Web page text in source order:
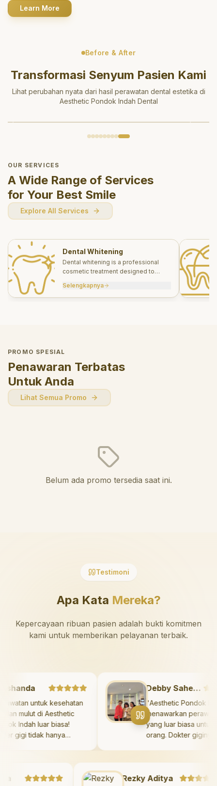
Learn More
Before & After
Transformasi Senyum Pasien Kami
Lihat perubahan nyata dari hasil perawatan dental estetika di
Aesthetic Pondok Indah Dental
OUR SERVICES
A Wide Range of Services
for Your Best Smile
Explore All Services
Dental Whitening
Dental whitening is a professional
cosmetic treatment designed to
effectively.
Selengkapnya
PROMO SPESIAL
Penawaran Terbatas
Untuk Anda
Lihat Semua Promo
Belum ada promo tersedia saat ini.
Testimoni
Apa Kata Mereka?
Kepercayaan ribuan pasien adalah bukti komitmen
kami untuk memberikan pelayanan terbaik.
Marshanda
Perawatan untuk kesehatan
gigi dan mulut di Aesthetic
Pondok Indah luar biasa!
Dokter gigi tidak hanya
mengedukasi saya mengenai
Debby Sahertian
"Aesthetic
menawarkan
yang luar biasa
orang. Dokter
kesehatan gigi
Rezky Aditya